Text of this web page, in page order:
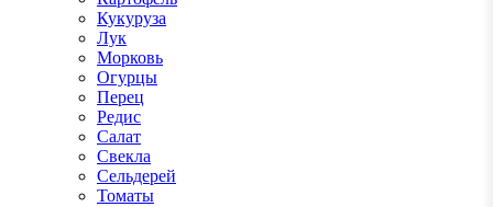
Кукуруза
Лук
Морковь
Огурцы
Перец
Редис
Салат
Свекла
Сельдерей
Томаты